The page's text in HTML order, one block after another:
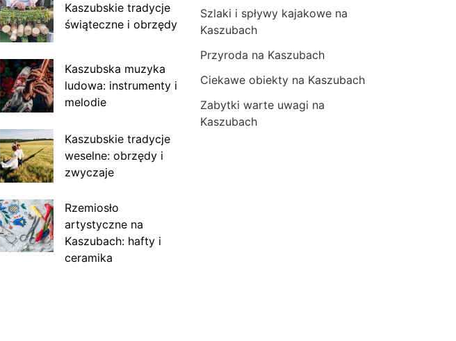
Kaszubskie tradycje
świąteczne i obrzędy
Kaszubska muzyka
ludowa: instrumenty i
melodie
Kaszubskie tradycje
weselne: obrzędy i
zwyczaje
Rzemiosło
artystyczne na
Kaszubach: hafty i
ceramika
Szlaki i spływy kajakowe na
Kaszubach
Przyroda na Kaszubach
Ciekawe obiekty na Kaszubach
Zabytki warte uwagi na
Kaszubach